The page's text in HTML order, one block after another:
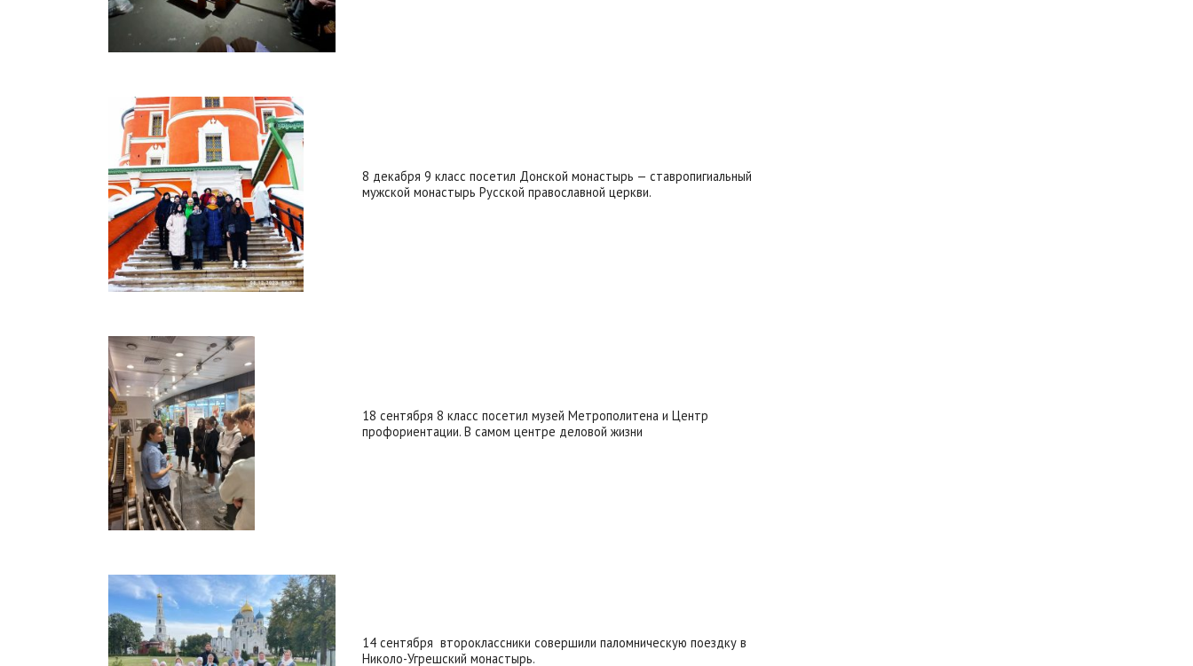
8 декабря 9 класс посетил Донской монастырь — ставропигиальный
мужской монастырь Русской православной церкви.
18 сентября 8 класс посетил музей Метрополитена и Центр
профориентации. В самом центре деловой жизни
14 сентября второклассники совершили паломническую поездку в
Николо-Угрешский монастырь.